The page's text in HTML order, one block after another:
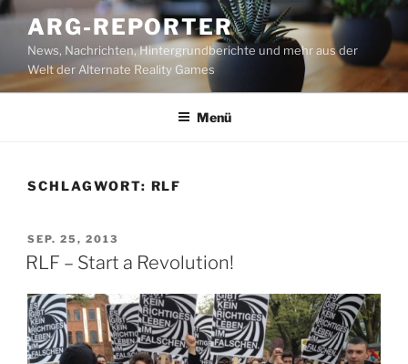
Zum
Inhalt
springen
ARG-REPORTER
News, Nachrichten, Hintergrundberichte und mehr aus der
Welt der Alternate Reality Games
Menü
SCHLAGWORT: RLF
VERÖFFENTLICHT
AM
SEP. 25, 2013
RLF – Start a Revolution!